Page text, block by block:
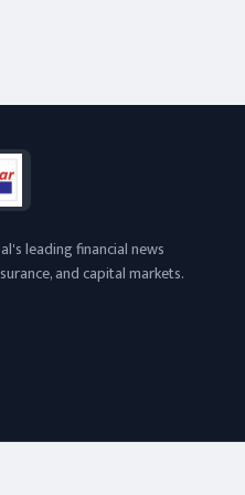
leading financial news
and capital markets.